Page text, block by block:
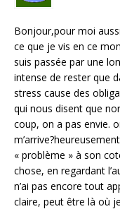
Bonjour,pour moi
ce que je vis en ce
suis passée par une
intense de rester que
stress cause des
qui nous disent que
coup, on a pas envie.
« problème » à son
chose, en regardant
n’ai pas encore tout
claire, peut être là où